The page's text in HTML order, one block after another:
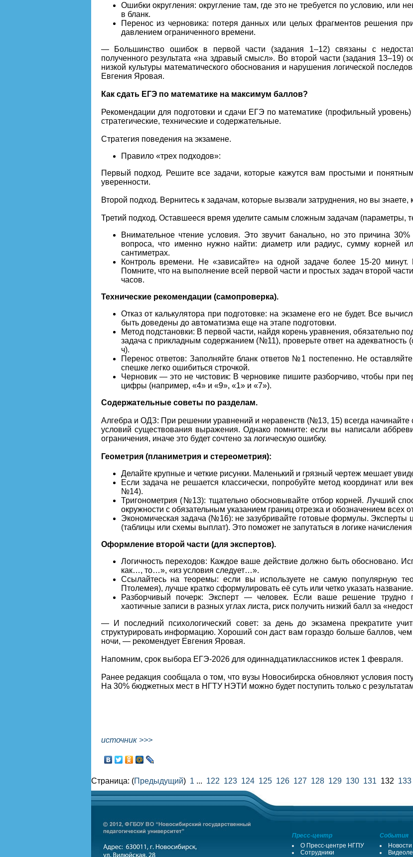
Ошибки округления: округление там, где это не требуется по условию, или
в бланк.
Перенос из черновика: потеря данных или целых фрагментов решения
давлением ограниченного времени.
— Большинство ошибок в первой части (задания 1–12) связаны с
полученного результата «на здравый смысл». Во второй части (задания 13–19)
низкой культуры математического обоснования и нарушения логической
Евгения Яровая.
Как сдать ЕГЭ по математике на максимум баллов?
Рекомендации для подготовки и сдачи ЕГЭ по математике (профильный
стратегические, технические и содержательные.
Стратегия поведения на экзамене.
Правило «трех подходов»:
Первый подход. Решите все задачи, которые кажутся вам простыми и
уверенности.
Второй подход. Вернитесь к задачам, которые вызвали затруднения, но вы знаете,
Третий подход. Оставшееся время уделите самым сложным задачам (параметры,
Внимательное чтение условия. Это звучит банально, но это причина
вопроса, что именно нужно найти: диаметр или радиус, сумму корней
сантиметрах.
Контроль времени. Не «зависайте» на одной задаче более 15-20
Помните, что на выполнение всей первой части и простых задач второй
часов.
Технические рекомендации (самопроверка).
Отказ от калькулятора при подготовке: на экзамене его не будет. Все
быть доведены до автоматизма еще на этапе подготовки.
Метод подстановки: В первой части, найдя корень уравнения, обязательно
задача с прикладным содержанием (№11), проверьте ответ на адекватность
ч).
Перенос ответов: Заполняйте бланк ответов №1 постепенно. Не
спешке легко ошибиться строчкой.
Черновик — это не чистовик: В черновике пишите разборчиво, чтобы при
цифры (например, «4» и «9», «1» и «7»).
Содержательные советы по разделам.
Алгебра и ОДЗ: При решении уравнений и неравенств (№13, 15) всегда начинайте
условий существования выражения. Однако помните: если вы написали
ограничения, иначе это будет сочтено за логическую ошибку.
Геометрия (планиметрия и стереометрия):
Делайте крупные и четкие рисунки. Маленький и грязный чертеж мешает
Если задача не решается классически, попробуйте метод координат или
№14).
Тригонометрия (№13): тщательно обосновывайте отбор корней. Лучший
окружности с обязательным указанием границ отрезка и обозначением всех
Экономическая задача (№16): не зазубривайте готовые формулы. Эксперты
(таблицы или схемы выплат). Это поможет не запутаться в логике
Оформление второй части (для экспертов).
Логичность переходов: Каждое ваше действие должно быть обосновано.
как…, то…», «из условия следует…».
Ссылайтесь на теоремы: если вы используете не самую популярную
Птолемея), лучше кратко сформулировать её суть или четко указать название.
Разборчивый почерк: Эксперт — человек. Если ваше решение трудно
хаотичные записи в разных углах листа, риск получить низкий балл за
— И последний психологический совет: за день до экзамена прекратите
структурировать информацию. Хороший сон даст вам гораздо больше баллов,
ночи, — рекомендует Евгения Яровая.
Напомним, срок выбора ЕГЭ-2026 для одиннадцатиклассников истек 1 февраля.
Ранее редакция сообщала о том, что вузы Новосибирска обновляют условия
На 30% бюджетных мест в НГТУ НЭТИ можно будет поступить только с
источник >>>
Страница: (Предыдущий) 1 ... 122 123 124 125 126 127 128 129 130 131 132 133
Пресс-центр События
О Пресс-центре НГПУ
Сотрудники